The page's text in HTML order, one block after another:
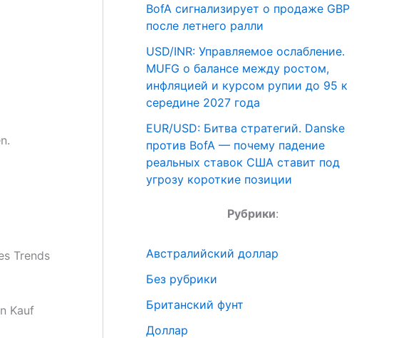
Trends
Kauf
BofA сигнализирует о продаже GBP
после летнего ралли
USD/INR: Управляемое ослабление.
MUFG о балансе между ростом,
инфляцией и курсом рупии до 95 к
середине 2027 года
EUR/USD: Битва стратегий. Danske
против BofA — почему падение
реальных ставок США ставит под
угрозу короткие позиции
Рубрики:
Австралийский доллар
Без рубрики
Британский фунт
Доллар